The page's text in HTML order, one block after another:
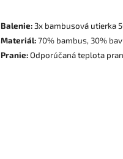
Balenie: 3x bambusová utierka
Materiál:70% bambus, 30%
Pranie:Odporúčaná teplota